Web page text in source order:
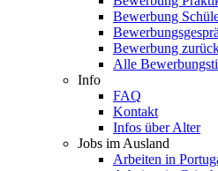
Bewerbung
Bewerbung
Alle
Info
FAQ
Kontakt
Infos über Alter
Jobs im Ausland
Arbeiten in